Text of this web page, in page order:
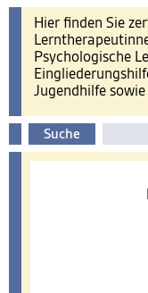
Hier finden Sie
Psychologische
Jugendhilfe
Suche